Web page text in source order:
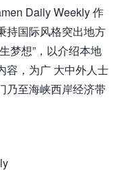
Daily Weekly 作
持国际风格突出地方
梦想”，以介绍本地
容，为广 大中外人士
乃至海峡西岸经济带